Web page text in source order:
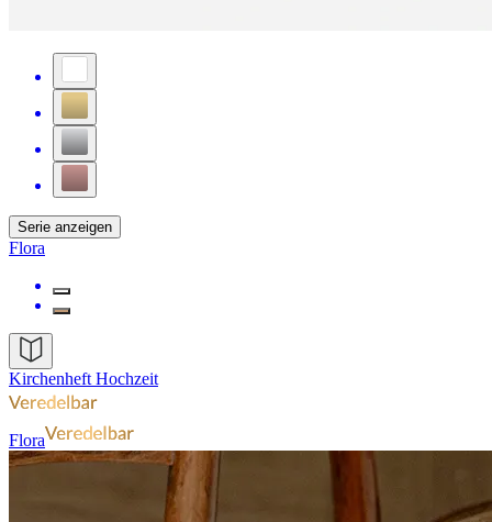
Serie anzeigen
Flora
Kirchenheft Hochzeit
Flora